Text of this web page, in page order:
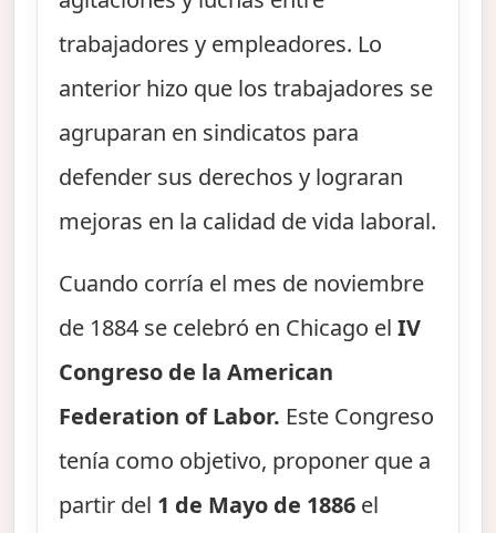
trabajadores y empleadores. Lo
anterior hizo que los trabajadores se
agruparan en sindicatos para
defender sus derechos y lograran
mejoras en la calidad de vida laboral.
Cuando corría el mes de noviembre
de 1884 se celebró en Chicago elIV
Congreso de la American
Federation of Labor. Este Congreso
tenía como objetivo, proponer que a
partir del 1 de Mayo de 1886 el